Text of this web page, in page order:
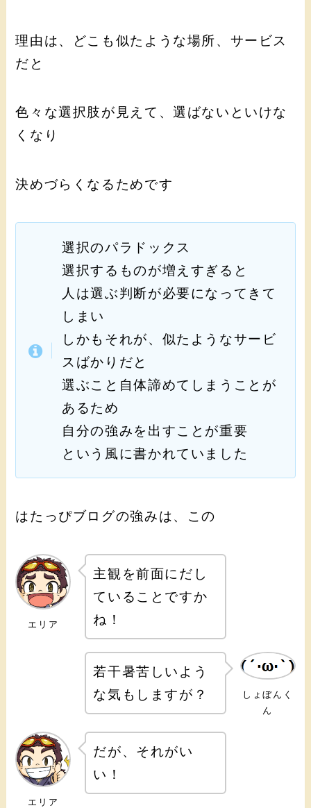
理由は、どこも似たような場所、サービス
だと
色々な選択肢が見えて、選ばないといけな
くなり
決めづらくなるためです
選択のパラドックス
選択するものが増えすぎると
人は選ぶ判断が必要になってきて
しまい
しかもそれが、似たようなサービ
スばかりだと
選ぶこと自体諦めてしまうことが
あるため
自分の強みを出すことが重要
という風に書かれていました
はたっぴブログの強みは、この
エリア
主観を前面にだし
ていることですか
ね！
しょぼんく
ん
若干暑苦しいよう
な気もしますが？
エリア
だが、それがい
い！